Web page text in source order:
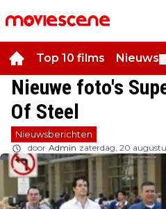
Top 10 films Nieuws
Nieuwe foto's
Of Steel
Nieuwsberichten
door Admin zaterdag, 20